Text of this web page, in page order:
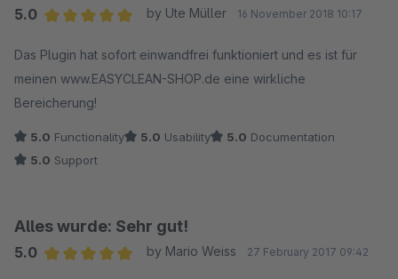
5.0
by Ute Müller 16 November 2018 10:17
Das Plugin hat sofort einwandfrei funktioniert und es ist für
meinen www.EASYCLEAN-SHOP.de eine wirkliche
Bereicherung!
5.0 Functionality 5.0 Usability 5.0 Documentation
5.0 Support
Alles wurde: Sehr gut!
5.0
by Mario Weiss 27 February 2017 09:42